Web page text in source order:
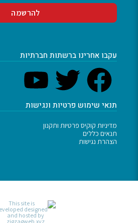
עקבו אחרינו ברשתות חברתיות
תנאי שימוש פרטיות ונגישות
מדיניות קוקיס פרטיות ותקנון
תנאים כללים
הצהרת נגישות